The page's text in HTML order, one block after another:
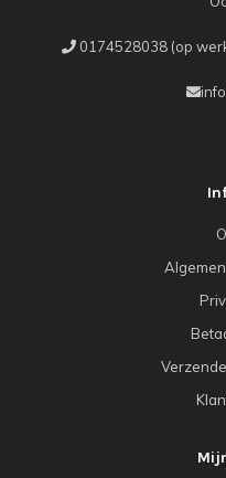
0174528038 (op